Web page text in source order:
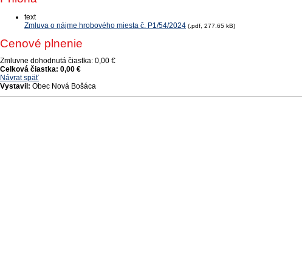
text
Zmluva o nájme hrobového miesta č. P1/54/2024 (.pdf, 277.65 kB)
Cenové plnenie
Zmluvne dohodnutá čiastka: 0,00 €
Celková čiastka: 0,00 €
Návrat späť
Vystavil: Obec Nová Bošáca